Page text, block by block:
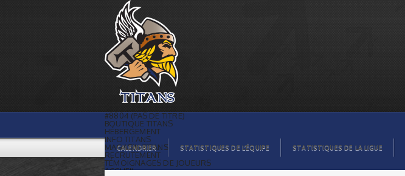
Vincent Senay-Pinard chez les Titans |
Titans de témiscaming
#8804 (PAS DE TITRE)
BOUTIQUE TITANS
HÉBERGEMENT
INFO TITANS
MAGASIN TITANS
RECRUTEMENT
TÉMOIGNAGES DE JOUEURS
ACCUEIL
CALENDRIER STATISTIQUES DE L’ÉQUIPE STATISTIQUES DE LA LIGUE